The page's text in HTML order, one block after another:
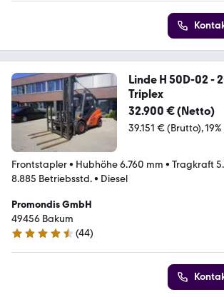
Linde H 50D-02 -
Triplex
32.900 € (Netto)
39.151 € (Brutto)
Frontstapler• Hubhöhe 6.760 mm • Tragkraft
8.885 Betriebsstd.• Diesel
Promondis GmbH
49456 Bakum
4.6 Sterne
(44)